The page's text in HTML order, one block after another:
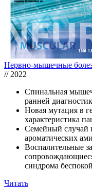
Нервно-мышечные
// 2022
Спинальная
ранней
Новая мутация в
характеристика
Семейный случай
ароматических
Воспалительные
синдрома
Читать